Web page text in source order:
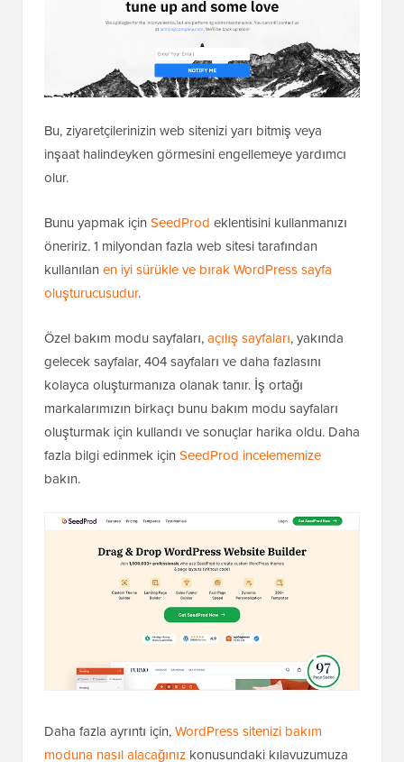
Bu, ziyaretçilerinizin web sitenizi yarı bitmiş veya
inşaat halindeyken görmesini engellemeye yardımcı
olur.
Bunu yapmak için SeedProd eklentisini kullanmanızı
öneririz. 1 milyondan fazla web sitesi tarafından
kullanılan en iyi sürükle ve bırak WordPress sayfa
oluşturucusudur.
Özel bakım modu sayfaları,açılış sayfaları, yakında
gelecek sayfalar, 404 sayfaları ve daha fazlasını
kolayca oluşturmanıza olanak tanır. İş ortağı
markalarımızın birkaçı bunu bakım modu sayfaları
oluşturmak için kullandı ve sonuçlar harika oldu. Daha
fazla bilgi edinmek için SeedProd incelememize
bakın.
Daha fazla ayrıntı için,WordPress sitenizi bakım
moduna nasıl alacağınız konusundaki kılavuzumuza